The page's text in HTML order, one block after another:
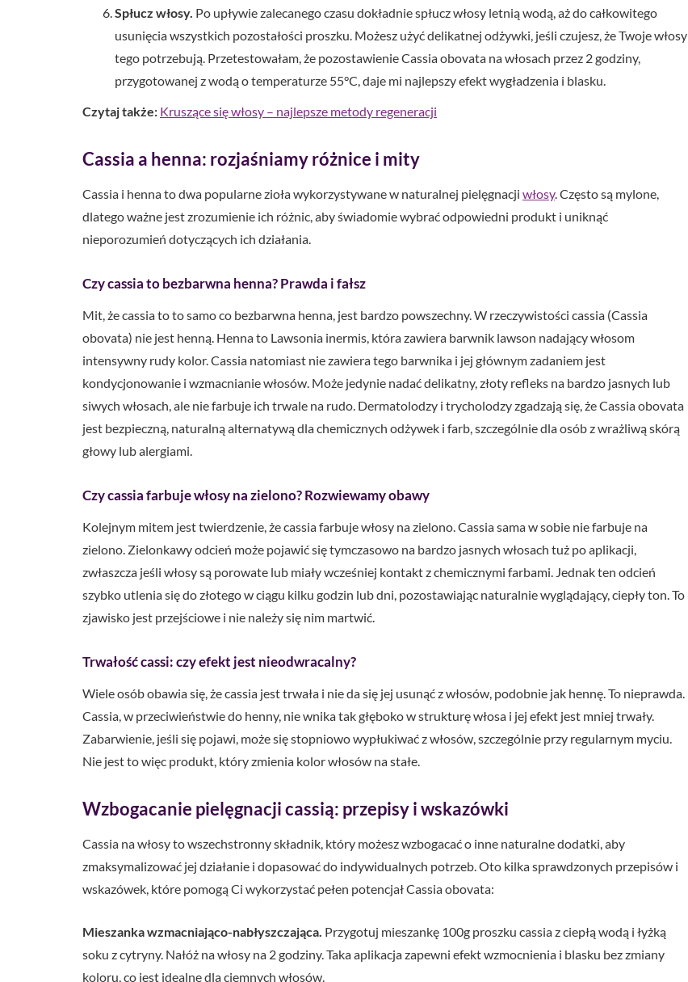
Spłucz włosy. Po upływie zalecanego czasu dokładnie spłucz włosy letnią wodą, aż do całkowitego
usunięcia wszystkich pozostałości proszku. Możesz użyć delikatnej odżywki, jeśli czujesz, że Twoje włosy
tego potrzebują. Przetestowałam, że pozostawienie Cassia obovata na włosach przez 2 godziny,
przygotowanej z wodą o temperaturze 55°C, daje mi najlepszy efekt wygładzenia i blasku.
Czytaj także: Kruszące się włosy – najlepsze metody regeneracji
Cassia a henna: rozjaśniamy różnice i mity
Cassia i henna to dwa popularne zioła wykorzystywane w naturalnej pielęgnacji włosy. Często są mylone,
dlatego ważne jest zrozumienie ich różnic, aby świadomie wybrać odpowiedni produkt i uniknąć
nieporozumień dotyczących ich działania.
Czy cassia to bezbarwna henna? Prawda i fałsz
Mit, że cassia to to samo co bezbarwna henna, jest bardzo powszechny. W rzeczywistości cassia (Cassia
obovata) nie jest henną. Henna to Lawsonia inermis, która zawiera barwnik lawson nadający włosom
intensywny rudy kolor. Cassia natomiast nie zawiera tego barwnika i jej głównym zadaniem jest
kondycjonowanie i wzmacnianie włosów. Może jedynie nadać delikatny, złoty refleks na bardzo jasnych lub
siwych włosach, ale nie farbuje ich trwale na rudo. Dermatolodzy i trycholodzy zgadzają się, że Cassia obovata
jest bezpieczną, naturalną alternatywą dla chemicznych odżywek i farb, szczególnie dla osób z wrażliwą skórą
głowy lub alergiami.
Czy cassia farbuje włosy na zielono? Rozwiewamy obawy
Kolejnym mitem jest twierdzenie, że cassia farbuje włosy na zielono. Cassia sama w sobie nie farbuje na
zielono. Zielonkawy odcień może pojawić się tymczasowo na bardzo jasnych włosach tuż po aplikacji,
zwłaszcza jeśli włosy są porowate lub miały wcześniej kontakt z chemicznymi farbami. Jednak ten odcień
szybko utlenia się do złotego w ciągu kilku godzin lub dni, pozostawiając naturalnie wyglądający, ciepły ton. To
zjawisko jest przejściowe i nie należy się nim martwić.
Trwałość cassi: czy efekt jest nieodwracalny?
Wiele osób obawia się, że cassia jest trwała i nie da się jej usunąć z włosów, podobnie jak hennę. To nieprawda.
Cassia, w przeciwieństwie do henny, nie wnika tak głęboko w strukturę włosa i jej efekt jest mniej trwały.
Zabarwienie, jeśli się pojawi, może się stopniowo wypłukiwać z włosów, szczególnie przy regularnym myciu.
Nie jest to więc produkt, który zmienia kolor włosów na stałe.
Wzbogacanie pielęgnacji cassią: przepisy i wskazówki
Cassia na włosy to wszechstronny składnik, który możesz wzbogacać o inne naturalne dodatki, aby
zmaksymalizować jej działanie i dopasować do indywidualnych potrzeb. Oto kilka sprawdzonych przepisów i
wskazówek, które pomogą Ci wykorzystać pełen potencjał Cassia obovata:
Mieszanka wzmacniająco-nabłyszczająca. Przygotuj mieszankę 100g proszku cassia z ciepłą wodą i łyżką
soku z cytryny. Nałóż na włosy na 2 godziny. Taka aplikacja zapewni efekt wzmocnienia i blasku bez zmiany
koloru, co jest idealne dla ciemnych włosów.